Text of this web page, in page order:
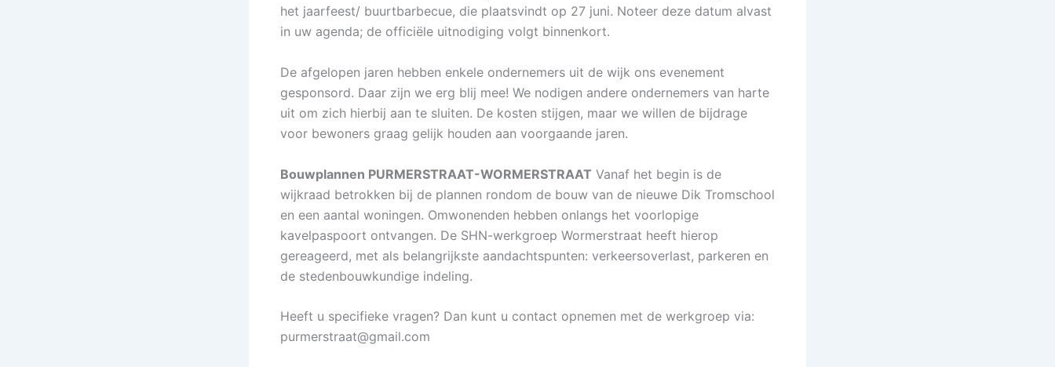
het jaarfeest/ buurtbarbecue, die plaatsvindt op 27 juni. Noteer deze datum alvast
in uw agenda; de officiële uitnodiging volgt binnenkort.
De afgelopen jaren hebben enkele ondernemers uit de wijk ons evenement
gesponsord. Daar zijn we erg blij mee! We nodigen andere ondernemers van harte
uit om zich hierbij aan te sluiten. De kosten stijgen, maar we willen de bijdrage
voor bewoners graag gelijk houden aan voorgaande jaren.
Bouwplannen PURMERSTRAAT-WORMERSTRAAT Vanaf het begin is de
wijkraad betrokken bij de plannen rondom de bouw van de nieuwe Dik Tromschool
en een aantal woningen. Omwonenden hebben onlangs het voorlopige
kavelpaspoort ontvangen. De SHN-werkgroep Wormerstraat heeft hierop
gereageerd, met als belangrijkste aandachtspunten: verkeersoverlast, parkeren en
de stedenbouwkundige indeling.
Heeft u specifieke vragen? Dan kunt u contact opnemen met de werkgroep via:
purmerstraat@gmail.com